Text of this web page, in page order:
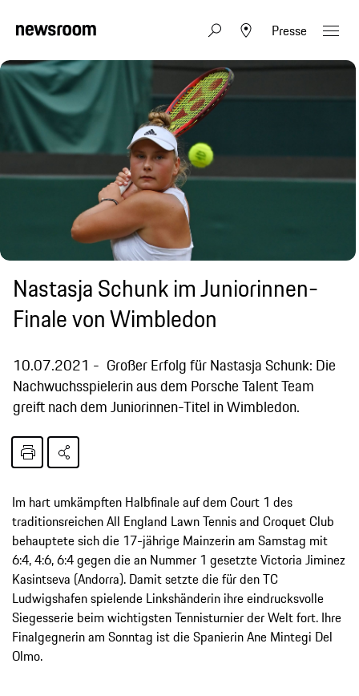
Presse
Nastasja Schunk im Juniorinnen-
Finale von Wimbledon
10.07.2021
Großer Erfolg für Nastasja Schunk: Die
Nachwuchsspielerin aus dem Porsche Talent Team
greift nach dem Juniorinnen-Titel in Wimbledon.
Im hart umkämpften Halbfinale auf dem Court 1 des
traditionsreichen All England Lawn Tennis and Croquet Club
behauptete sich die 17-jährige Mainzerin am Samstag mit
6:4, 4:6, 6:4 gegen die an Nummer 1 gesetzte Victoria Jiminez
Kasintseva (Andorra). Damit setzte die für den TC
Ludwigshafen spielende Linkshänderin ihre eindrucksvolle
Siegesserie beim wichtigsten Tennisturnier der Welt fort. Ihre
Finalgegnerin am Sonntag ist die Spanierin Ane Mintegi Del
Olmo.